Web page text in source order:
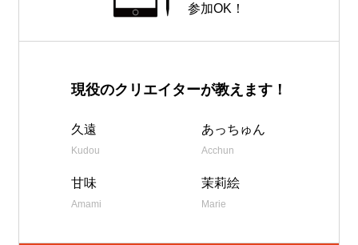
参加OK！
現役のクリエイターが教えます！
久遠
Kudou
あっちゅん
Acchun
甘味
Amami
茉莉絵
Marie